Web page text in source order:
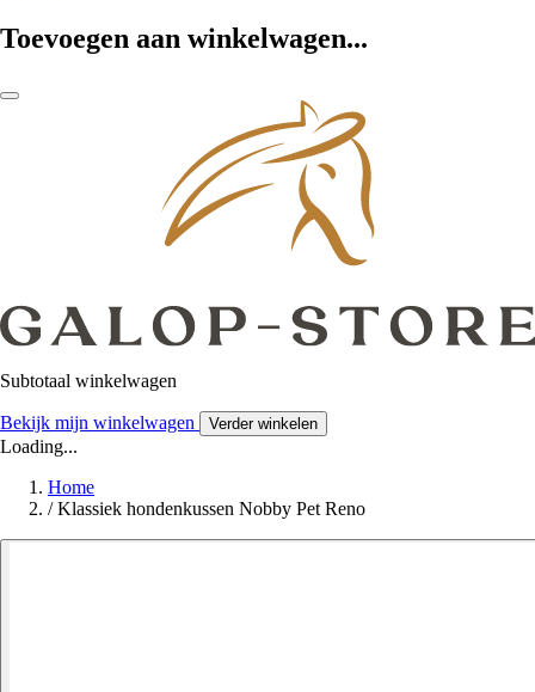
Toevoegen aan winkelwagen...
Subtotaal winkelwagen
Bekijk mijn winkelwagen Verder winkelen
Loading...
Home
/ Klassiek hondenkussen Nobby Pet Reno